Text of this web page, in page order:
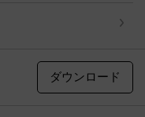
ダウンロード